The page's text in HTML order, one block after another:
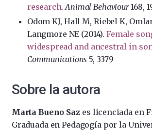
research.Animal Behaviour168,
Odom KJ, Hall M, Riebel K,
Langmore NE (2014).Female
widespread and ancestral in
Communications 5, 3379
Sobre la autora
Marta Bueno Sazes licenciada en
Graduada en Pedagogía por la